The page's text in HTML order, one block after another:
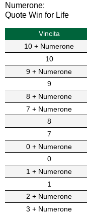
Numerone:
Quote Win for Life
Vincita
10 + Numerone
10
9 + Numerone
9
8 + Numerone
7 + Numerone
8
7
0 + Numerone
0
1 + Numerone
1
2 + Numerone
3 + Numerone